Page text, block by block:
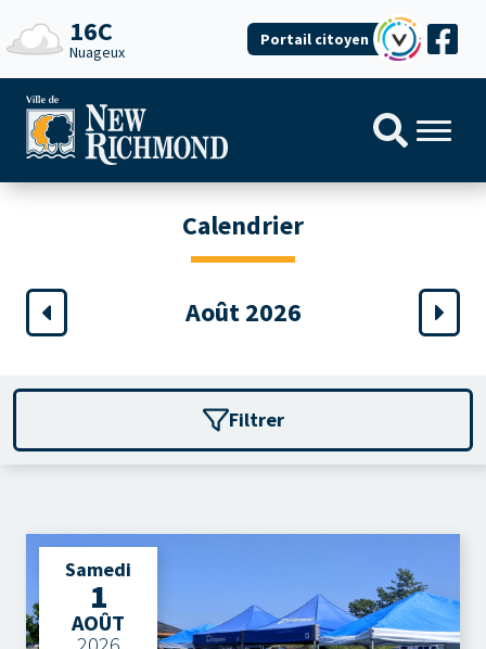
16C
Nuageux
Portail citoyen
Calendrier
Août 2026
Filtrer
Samedi
1
AOÛT